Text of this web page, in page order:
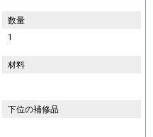
数量
1
材料
下位の補修品